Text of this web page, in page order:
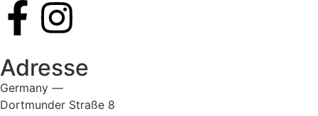
Adresse
Germany —
Dortmunder Straße 8